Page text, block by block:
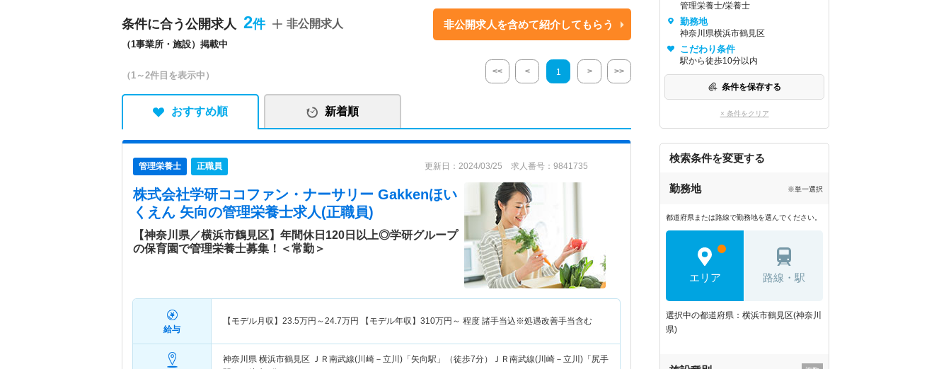
条件に合う公開求人 2
（1事業所・施設）掲載中
非公開求人 非公開求人を含めて紹介してもらう
（1～2件目を表示中） << < 1 > >>
おすすめ順 新着順
管理栄養士 正職員 更新日：2024/03/25 求人番号：9841735
株式会社学研ココファン・ナーサリー Gakkenほい
くえん 矢向の管理栄養士求人(正職員)
【神奈川県／横浜市鶴見区】年間休日120日以上◎学研グループ
の保育園で管理栄養士募集！＜常勤＞
給与
【モデル月収】 23.5万円～24.7万円 【モデル年収】 310万円～ 程度 諸手当込※処遇改善手当含む
神奈川県 横浜市鶴見区 ＪＲ南武線(川崎－立川)「矢向駅」（徒歩7分）ＪＲ南武線(川崎－立川)「尻手
管理栄養士/栄養士
勤務地
神奈川県横浜市鶴見区
こだわり条件
駅から徒歩10分以内
条件を保存する
× 条件をクリア
検索条件を変更する
勤務地 ※単一選択
都道府県または路線で勤務地を選んでください。
エリア 路線・駅
選択中の都道府県：横浜市鶴見区(神奈川
県)